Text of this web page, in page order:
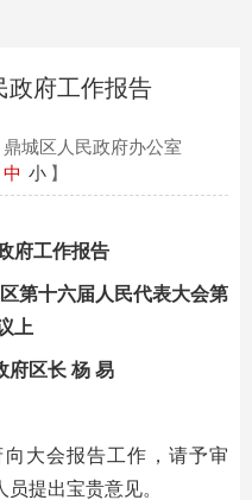
政府工作报告
城区人民政府办公室
中 小 】
府工作报告
第十六届人民代表大会第
上
府区长 杨 易
大会报告工作，请予审
提出宝贵意见。